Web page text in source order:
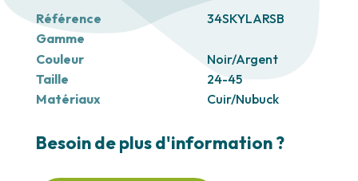
Référence
34SKYLARSB
Gamme
Couleur
Noir/Argent
Taille
24-45
Matériaux
Cuir/Nubuck
Besoin de plus d'information ?